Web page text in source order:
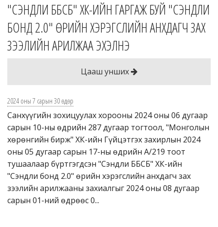
"СЭНДЛИ ББСБ" ХК-ИЙН ГАРГАЖ БУЙ "СЭНДЛИ
БОНД 2.0" ӨРИЙН ХЭРЭГСЛИЙН АНХДАГЧ ЗАХ
ЗЭЭЛИЙН АРИЛЖАА ЭХЭЛНЭ
Цааш унших
2024 оны 7 сарын 30 өдөр
Санхүүгийн зохицуулах хорооны 2024 оны 06 дугаар
сарын 10-ны өдрийн 287 дугаар тогтоол, "Монголын
хөрөнгийн бирж" ХК-ийн Гүйцэтгэх захирлын 2024
оны 05 дугаар сарын 17-ны өдрийн А/219 тоот
тушаалаар бүртгэгдсэн "Сэндли ББСБ" ХК-ийн
"Сэндли бонд 2.0" өрийн хэрэгслийн анхдагч зах
зээлийн арилжааны захиалгыг 2024 оны 08 дугаар
сарын 01-ний өдрөөс 0...